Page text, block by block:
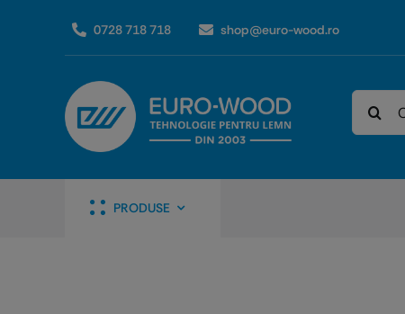
0728 718 718 shop@euro-wood.ro
Caută:
PRODUSE